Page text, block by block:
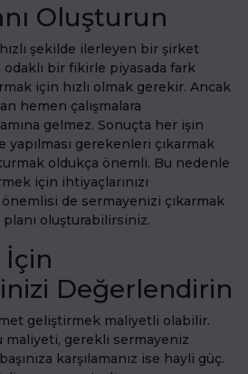
Oluşturun
şekilde ilerleyen bir şirket
bir fikirle piyasada fark
için hızlı olmak gerekir. Ancak
hemen çalışmalara
gelmez. Sonuçta her işin
gerekenleri çıkarmak
oldukça önemli. Bu nedenle
için ihtiyaçlarınızı
de sermayenizi çıkarmak
planı oluşturabilirsiniz.
İçin
Değerlendirin
geliştirmek maliyetli olabilir.
maliyeti, gerekli sermayeniz
karşılamanız ise hayli güç.